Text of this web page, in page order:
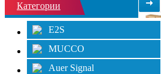
Категории
E2S
MUCCO
Auer Signal